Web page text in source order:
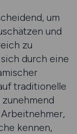
um
und
zu
durch eine
traditionelle
kennen,